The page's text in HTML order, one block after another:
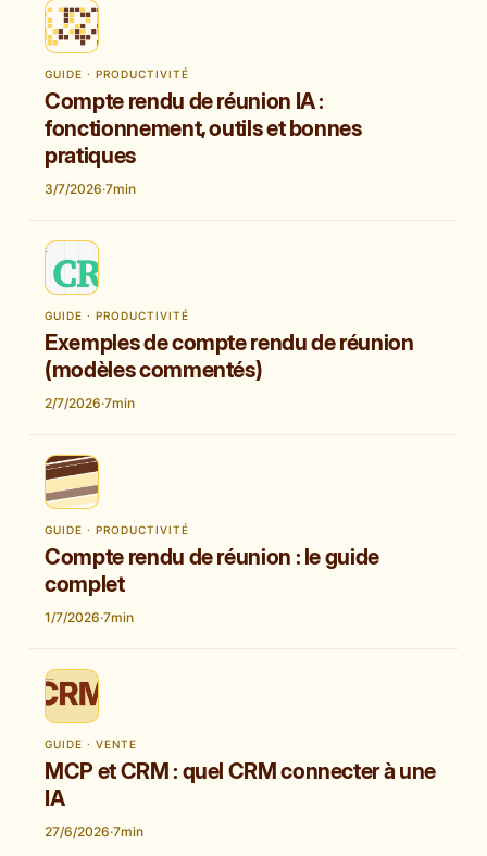
GUIDE · PRODUCTIVITÉ
Compte rendu de réunion IA :
fonctionnement, outils et bonnes
pratiques
3/7/2026·7min
GUIDE · PRODUCTIVITÉ
Exemples de compte rendu de réunion
(modèles commentés)
2/7/2026·7min
GUIDE · PRODUCTIVITÉ
Compte rendu de réunion : le guide
complet
1/7/2026·7min
GUIDE · VENTE
MCP et CRM : quel CRM connecter à une
IA
27/6/2026·7min